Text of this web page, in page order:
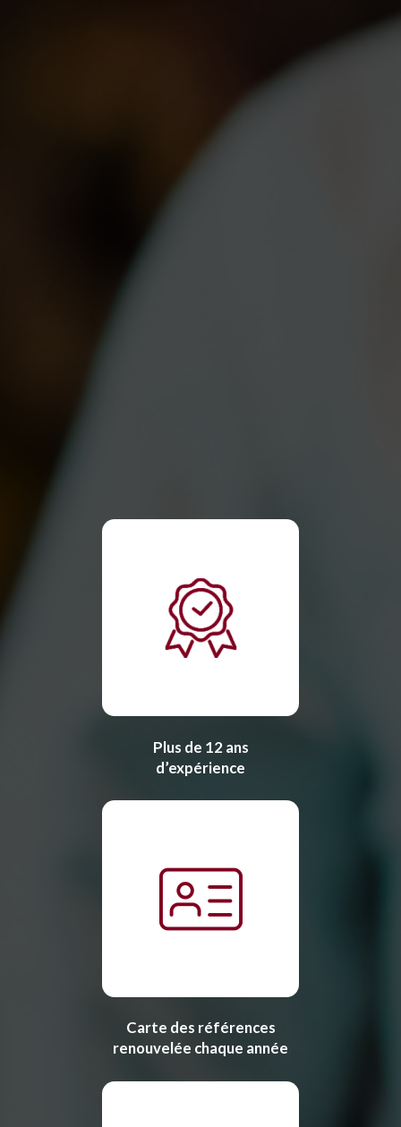
Plus de 12 ans
d’expérience
Carte des références
renouvelée chaque année